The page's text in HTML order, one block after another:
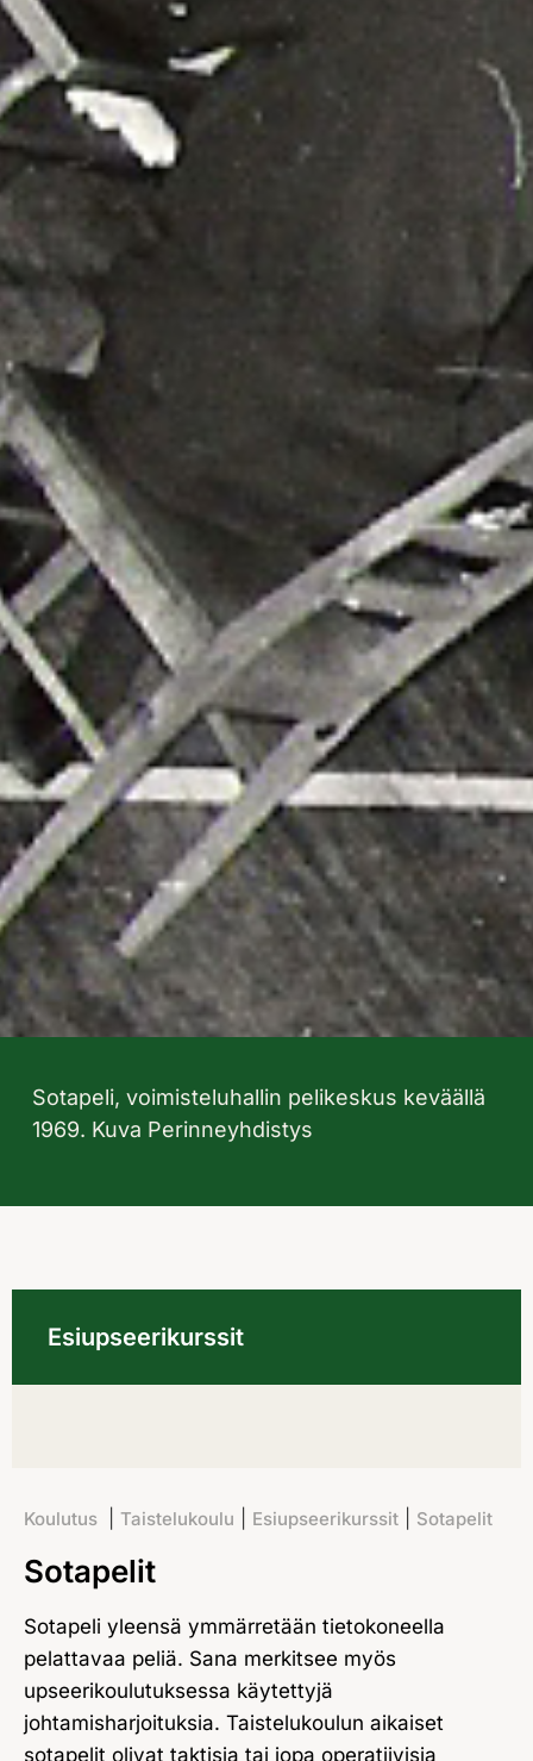
Sotapeli, voimisteluhallin pelikeskus keväällä
1969. Kuva Perinneyhdistys
Esiupseerikurssit
Koulutus Taistelukoulu Esiupseerikurssit Sotapelit
Sotapelit
Sotapeli yleensä ymmärretään tietokoneella
pelattavaa peliä. Sana merkitsee myös
upseerikoulutuksessa käytettyjä
johtamisharjoituksia. Taistelukoulun aikaiset
sotapelit olivat taktisia tai jopa operatiivisia